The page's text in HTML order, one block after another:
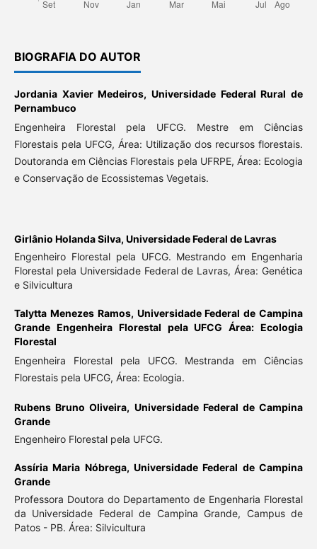
BIOGRAFIA DO AUTOR
Jordania Xavier Medeiros, Universidade Federal Rural de
Pernambuco
Engenheira Florestal pela UFCG. Mestre em Ciências
Florestais pela UFCG, Área: Utilização dos recursos florestais.
Doutoranda em Ciências Florestais pela UFRPE, Área: Ecologia
e Conservação de Ecossistemas Vegetais.
Girlânio Holanda Silva, Universidade Federal de Lavras
Engenheiro Florestal pela UFCG. Mestrando em Engenharia
Florestal pela Universidade Federal de Lavras, Área: Genética
e Silvicultura
Talytta Menezes Ramos, Universidade Federal de Campina
Grande Engenheira Florestal pela UFCG Área: Ecologia
Florestal
Engenheira Florestal pela UFCG. Mestranda em Ciências
Florestais pela UFCG, Área: Ecologia.
Rubens Bruno Oliveira, Universidade Federal de Campina
Grande
Engenheiro Florestal pela UFCG.
Assíria Maria Nóbrega, Universidade Federal de Campina
Grande
Professora Doutora do Departamento de Engenharia Florestal
da Universidade Federal de Campina Grande, Campus de
Patos - PB. Área: Silvicultura